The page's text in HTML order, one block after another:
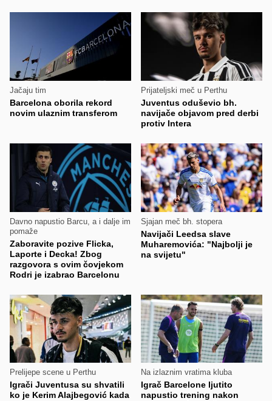
Jačaju tim
Barcelona oborila rekord
novim ulaznim transferom
Prijateljski meč u Perthu
Juventus oduševio bh.
navijače objavom pred derbi
protiv Intera
Davno napustio Barcu, a i dalje im
pomaže
Zaboravite pozive Flicka,
Laporte i Decka! Zbog
razgovora s ovim čovjekom
Rodri je izabrao Barcelonu
Sjajan meč bh. stopera
Navijači Leedsa slave
Muharemovića: "Najbolji je
na svijetu"
Prelijepe scene u Perthu
Igrači Juventusa su shvatili
ko je Kerim Alajbegović kada
Na izlaznim vratima kluba
Igrač Barcelone ljutito
napustio trening nakon